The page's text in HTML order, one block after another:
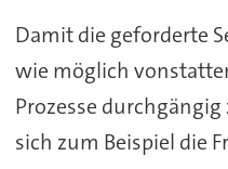
Damit die geforderte
wie möglich
Prozesse
sich zum Beispiel die